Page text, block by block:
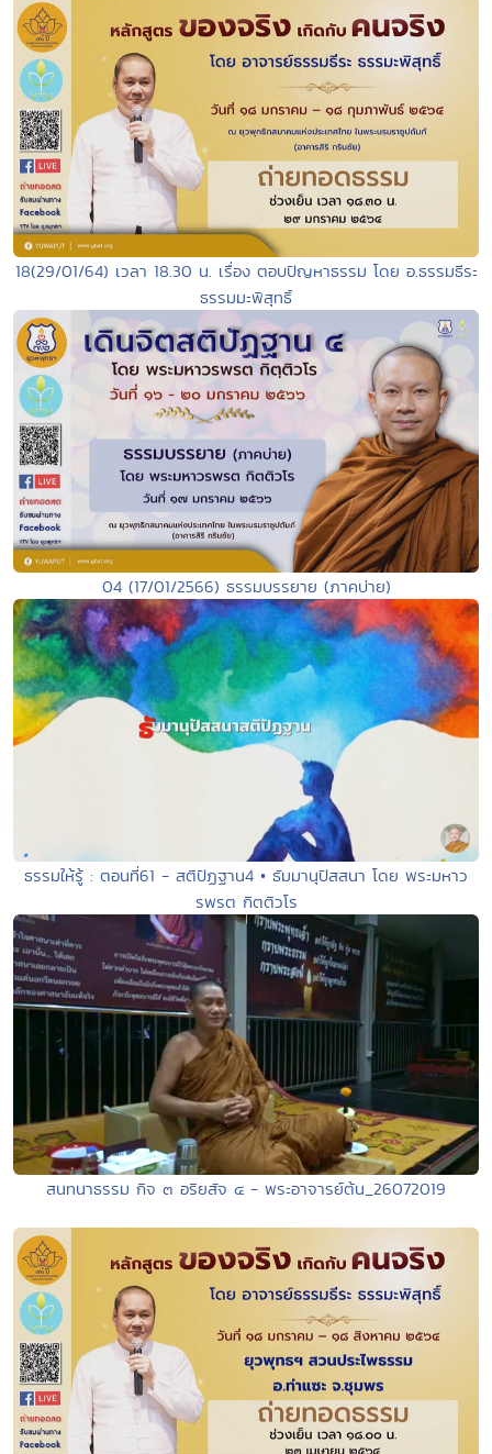
18(29/01/64) เวลา 18.30 น. เรื่อง ตอบปัญหาธรรม โดย อ.ธรรมธีระ
ธรรมมะพิสุทธิ์
04 (17/01/2566) ธรรมบรรยาย (ภาคบ่าย)
ธรรมให้รู้ : ตอนที่61 - สติปัฏฐาน4 • ธัมมานุปัสสนา โดย พระมหาว
รพรต กิตติวโร
สนทนาธรรม กิจ ๓ อริยสัจ ๔ - พระอาจารย์ต้น_26072019